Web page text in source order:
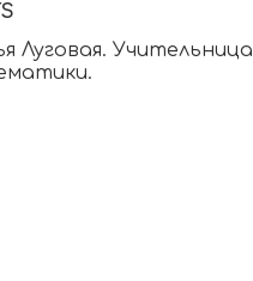
Луговая. Учительница